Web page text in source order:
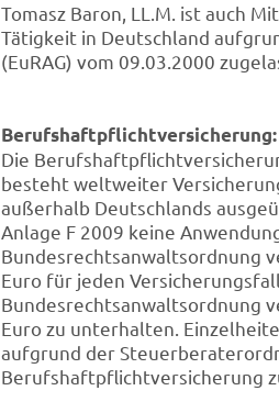
Tomasz Baron, LL.M. ist auch
Tätigkeit in Deutschland
(EuRAG) vom 09.03.2000
Berufshaftpflichtversicherung:
Die
besteht weltweiter
außerhalb Deutschlands
Anlage F 2009 keine
Bundesrechtsanwaltsordnung
Euro für jeden
Bundesrechtsanwaltsordnung
Euro zu unterhalten.
aufgrund der
Berufshaftpflichtversicherung